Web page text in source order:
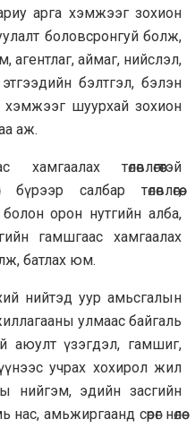
арга хэмжээг зохион
боловсронгуй болж,
агентлаг, аймаг, нийслэл,
бэлтгэл, бэлэн
хэмжээг шуурхай зохион
аж.
төлөвлөгөөтэй
салбар төлөвлөгөө,
орон нутгийн алба,
гамшгаас хамгаалах
батлах юм.
нийтэд уур амьсгалын
улмаас байгаль
аюулт үзэгдэл, гамшиг,
учрах хохирол жил
нийгэм, эдийн засгийн
амьжиргаанд сөрөг нөлөө